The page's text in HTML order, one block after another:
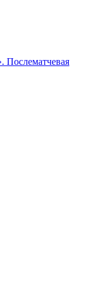
Послематчевая